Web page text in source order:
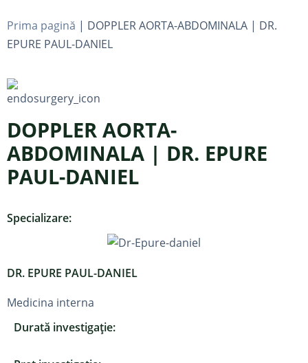
Prima pagină | DOPPLER AORTA-ABDOMINALA | DR.
EPURE PAUL-DANIEL
DOPPLER AORTA-
ABDOMINALA | DR. EPURE
PAUL-DANIEL
Specializare:
DR. EPURE PAUL-DANIEL
Medicina interna
Durată investigație: